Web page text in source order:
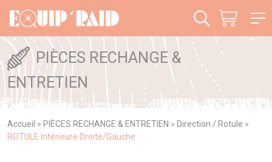
PIÈCES RECHANGE &
ENTRETIEN
Accueil > PIÈCES RECHANGE & ENTRETIEN > Direction / Rotule >
ROTULE Intérieure Droite/Gauche
Panneau de gestion des cookies